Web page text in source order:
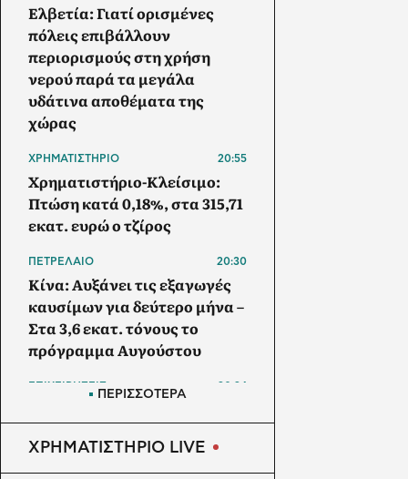
Ελβετία: Γιατί ορισμένες
πόλεις επιβάλλουν
περιορισμούς στη χρήση
νερού παρά τα μεγάλα
υδάτινα αποθέματα της
χώρας
ΧΡΗΜΑΤΙΣΤΗΡΙΟ 20:55
Χρηματιστήριο-Κλείσιμο:
Πτώση κατά 0,18%, στα 315,71
εκατ. ευρώ ο τζίρος
ΠΕΤΡΕΛΑΙΟ 20:30
Κίνα: Αυξάνει τις εξαγωγές
καυσίμων για δεύτερο μήνα –
Στα 3,6 εκατ. τόνους το
πρόγραμμα Αυγούστου
ΕΠΙΧΕΙΡΗΣΕΙΣ 20:24
2,4 δισ. ευρώ – Προχωρούν
data center και συνεργασία
με Vodafone
ΠΕΡΙΣΣΟΤΕΡΑ
ΧΡΗΜΑΤΙΣΤΗΡΙΟ LIVE